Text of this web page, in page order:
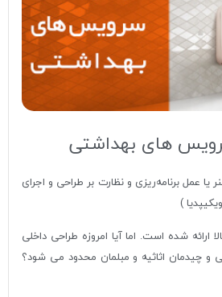
های بهداشتی
عمل برنامهریزی و نظارت بر طراحی و اجرای
)
ارائه شده است. اما آیا امروزه طراحی داخلی
و چیدمان اثاثیه و مبلمان محدود می شود؟